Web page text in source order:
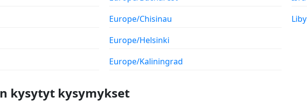
Europe/Chisinau
Europe/Helsinki
Europe/Kaliningrad
kysytyt kysymykset